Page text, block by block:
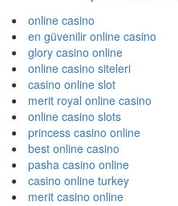
online casino
en güvenilir online casino
glory casino online
online casino siteleri
casino online slot
merit royal online casino
online casino slots
princess casino online
best online casino
pasha casino online
casino online turkey
merit casino online